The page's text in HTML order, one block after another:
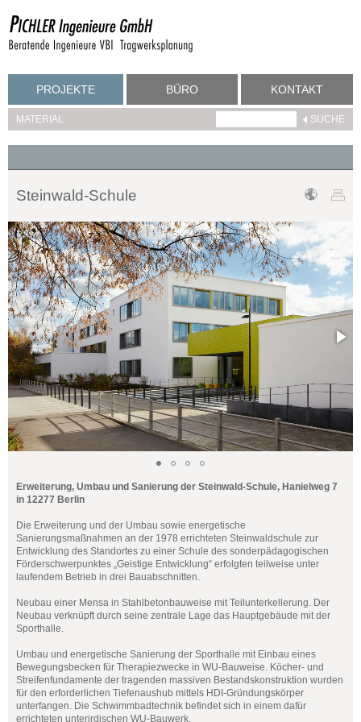
PROJEKTE BÜRO KONTAKT
MATERIAL
Steinwald-Schule
Erweiterung, Umbau und Sanierung der Steinwald-Schule, Hanielweg 7
in 12277 Berlin
Die Erweiterung und der Umbau sowie energetische
Sanierungsmaßnahmen an der 1978 errichteten Steinwaldschule zur
Entwicklung des Standortes zu einer Schule des sonderpädagogischen
Förderschwerpunktes „Geistige Entwicklung“ erfolgten teilweise unter
laufendem Betrieb in drei Bauabschnitten.
Neubau einer Mensa in Stahlbetonbauweise mit Teilunterkellerung. Der
Neubau verknüpft durch seine zentrale Lage das Hauptgebäude mit der
Sporthalle.
Umbau und energetische Sanierung der Sporthalle mit Einbau eines
Bewegungsbecken für Therapiezwecke in WU-Bauweise. Köcher- und
Streifenfundamente der tragenden massiven Bestandskonstruktion wurden
für den erforderlichen Tiefenaushub mittels HDI-Gründungskörper
unterfangen. Die Schwimmbadtechnik befindet sich in einem dafür
errichteten unterirdischen WU-Bauwerk.